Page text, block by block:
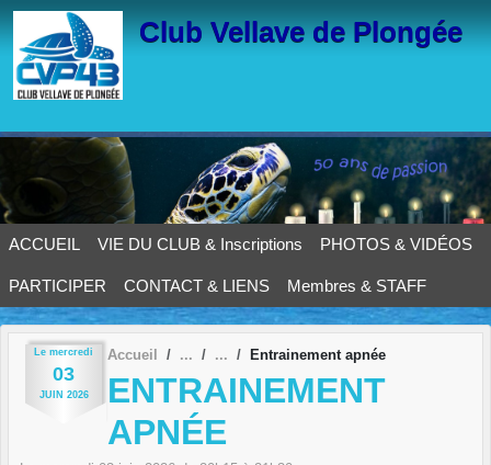
Club Vellave de Plongée
ACCUEIL VIE DU CLUB & Inscriptions PHOTOS & VIDÉOS
PARTICIPER CONTACT & LIENS Membres & STAFF
Le mercredi
03
JUIN 2026
Accueil Entrainement apnée
ENTRAINEMENT
APNÉE
Panneau de gestion des cookies